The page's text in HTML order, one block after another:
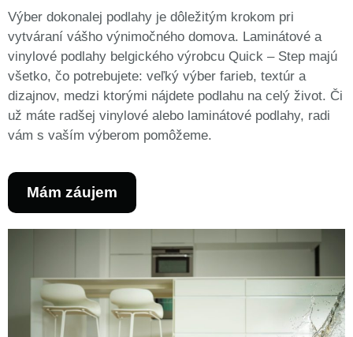
Výber dokonalej podlahy je dôležitým krokom pri
vytváraní vášho výnimočného domova. Laminátové a
vinylové podlahy belgického výrobcu Quick – Step majú
všetko, čo potrebujete: veľký výber farieb, textúr a
dizajnov, medzi ktorými nájdete podlahu na celý život. Či
už máte radšej vinylové alebo laminátové podlahy, radi
vám s vaším výberom pomôžeme.
Mám záujem